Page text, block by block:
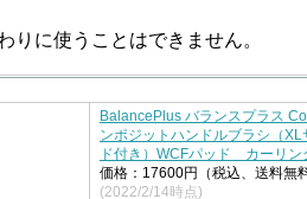
りに使うことはできません。
BalancePlus バランスプラス
ンポジットハンドルブラシ（XL
ド付き）WCFパッド カーリン
価格：17600円（税込、送料無
(2022/2/14時点)